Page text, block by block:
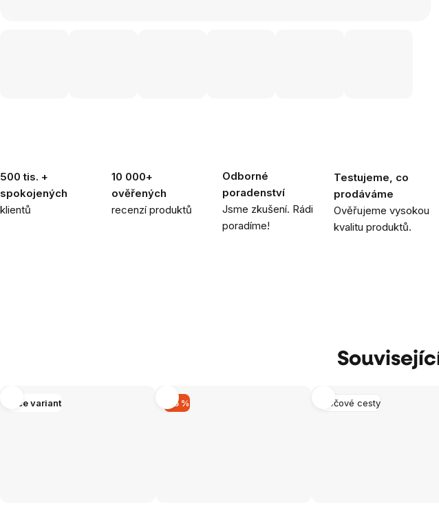
500 tis. +
spokojených
klientů
10 000+
ověřených
recenzí produktů
Odborné
poradenství
Jsme zkušení. Rádi
poradíme!
Testujeme, co
prodáváme
Ověřujeme vysokou
kvalitu produktů.
Více variant –15 % Močové cesty